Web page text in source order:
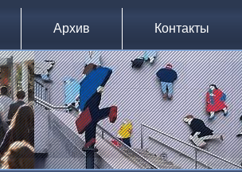
Архив Контакты